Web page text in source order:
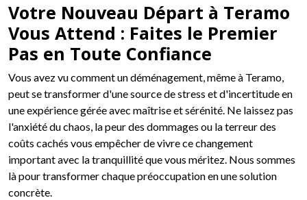
Votre Nouveau Départ à Teramo
Vous Attend : Faites le Premier
Pas en Toute Confiance
Vous avez vu comment un déménagement, même à Teramo,
peut se transformer d'une source de stress et d'incertitude en
une expérience gérée avec maîtrise et sérénité. Ne laissez pas
l'anxiété du chaos, la peur des dommages ou la terreur des
coûts cachés vous empêcher de vivre ce changement
important avec la tranquillité que vous méritez. Nous sommes
là pour transformer chaque préoccupation en une solution
concrète.